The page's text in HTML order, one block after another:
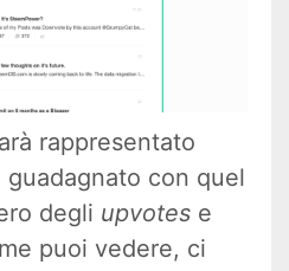
rappresentato
guadagnato con quel
degli upvotes e
puoi vedere, ci